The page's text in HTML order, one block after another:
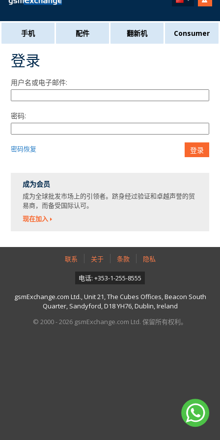
手机 配件 翻新机 Consumer
登录
用户名或电子邮件:
密码:
密码恢复 登录
成为会员
成为全球批发市场上的引领者。跻身经过验证和卓越声誉的贸
易商，而备受国际认可。
现在加入
联系 关于 条款 隐私
电话: +353-1-255-8555
gsmExchange.com Ltd., Unit 21, The Cubes Offices, Beacon South
Quarter, Sandyford, D18 YH76, Dublin, Ireland
© 2000 - 2026 gsmExchange.com Ltd. 保留所有权利。